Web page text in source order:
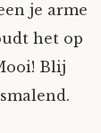
je arme
het op
Blij